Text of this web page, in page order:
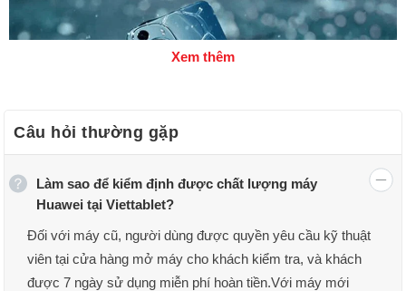
Điện thoại Huawei
Xem thêm
Câu hỏi thường gặp
Làm sao để kiểm định được chất lượng máy
Huawei tại Viettablet?
Đối với máy cũ, người dùng được quyền yêu cầu kỹ thuật
viên tại cửa hàng mở máy cho khách kiểm tra, và khách
được 7 ngày sử dụng miễn phí hoàn tiền.Với máy mới